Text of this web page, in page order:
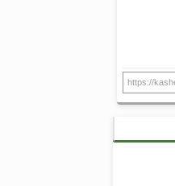
https://